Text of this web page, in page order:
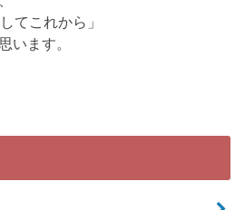
てこれから」
います。